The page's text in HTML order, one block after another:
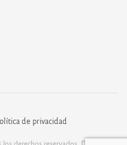
de privacidad